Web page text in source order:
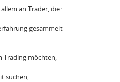
an Trader, die:
gesammelt
Trading möchten,
suchen,